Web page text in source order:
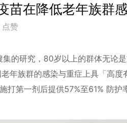
苗在降低老年族群
点赞
的研究，80岁以上的群体无论
年族群的感染与重症上具「高
打第一剂后提供57%至61% 防